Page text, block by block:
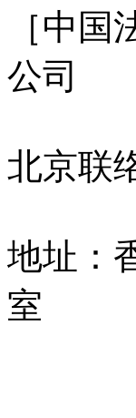
［中
公司
北京联
地址：
室